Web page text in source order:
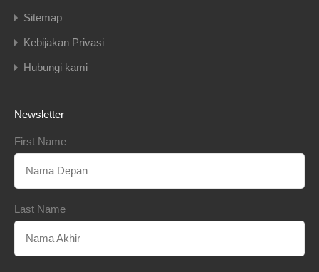
Sitemap
Kebijakan Privasi
Hubungi kami
Newsletter
First Name
Last Name